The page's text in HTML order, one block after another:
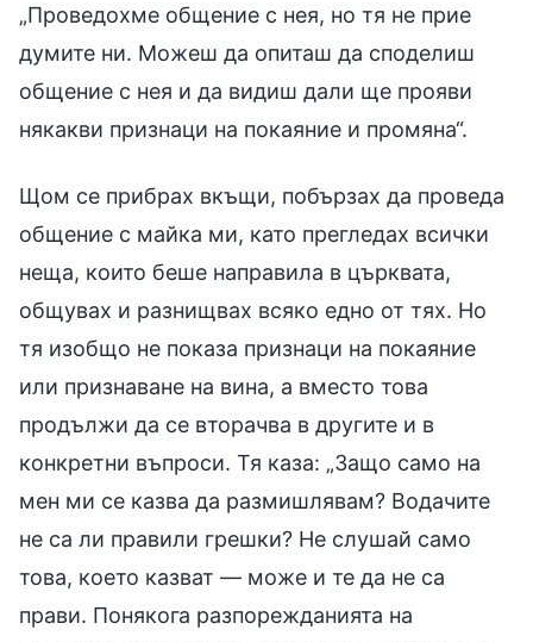
„Проведохме общение с нея, но тя не прие
думите ни. Можеш да опиташ да споделиш
общение с нея и да видиш дали ще прояви
някакви признаци на покаяние и промяна“.
Щом се прибрах вкъщи, побързах да проведа
общение с майка ми, като прегледах всички
неща, които беше направила в църквата,
общувах и разнищвах всяко едно от тях. Но
тя изобщо не показа признаци на покаяние
или признаване на вина, а вместо това
продължи да се вторачва в другите и в
конкретни въпроси. Тя каза: „Защо само на
мен ми се казва да размишлявам? Водачите
не са ли правили грешки? Не слушай само
това, което казват — може и те да не са
прави. Понякога разпорежданията на